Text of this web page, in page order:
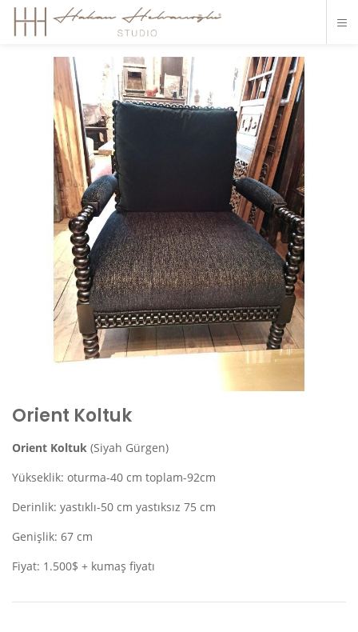
Orient Koltuk
Orient Koltuk (Siyah Gürgen)
Yükseklik: oturma-40 cm toplam-92cm
Derinlik: yastıklı-50 cm yastıksız 75 cm
Genişlik: 67 cm
Fiyat: 1.500$ + kumaş fiyatı